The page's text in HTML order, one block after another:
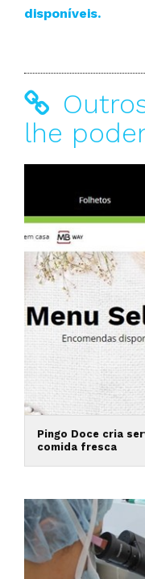
disponíveis.
lhe
Pingo Doce cria
comida fresca